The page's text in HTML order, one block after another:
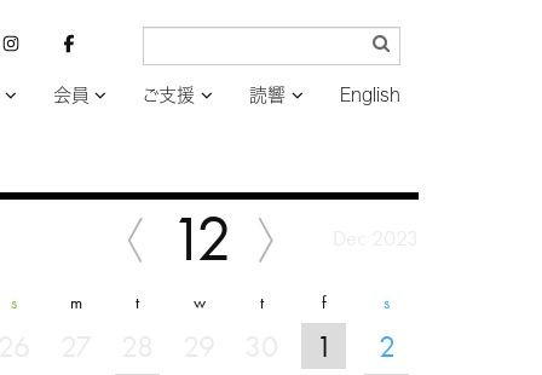
会員 ご支援 読響 English
12
s m t w t f s
1
2